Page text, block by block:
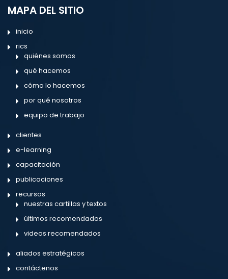
MAPA DEL SITIO
inicio
rics
quiénes somos
qué hacemos
cómo lo hacemos
por qué nosotros
equipo de trabajo
clientes
e-learning
capacitación
publicaciones
recursos
nuestras cartillas y textos
últimos recomendados
videos recomendados
aliados estratégicos
contáctenos